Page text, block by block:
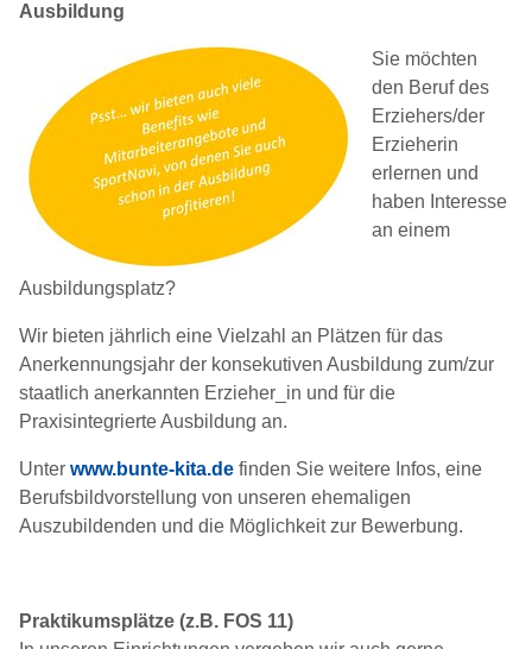
Ausbildung
Sie möchten
den Beruf des
Erziehers/der
Erzieherin
erlernen und
haben Interesse
an einem
Ausbildungsplatz?
Wir bieten jährlich eine Vielzahl an Plätzen für das
Anerkennungsjahr der konsekutiven Ausbildung zum/zur
staatlich anerkannten Erzieher_in und für die
Praxisintegrierte Ausbildung an.
Unter www.bunte-kita.de finden Sie weitere Infos, eine
Berufsbildvorstellung von unseren ehemaligen
Auszubildenden und die Möglichkeit zur Bewerbung.
Praktikumsplätze (z.B. FOS 11)